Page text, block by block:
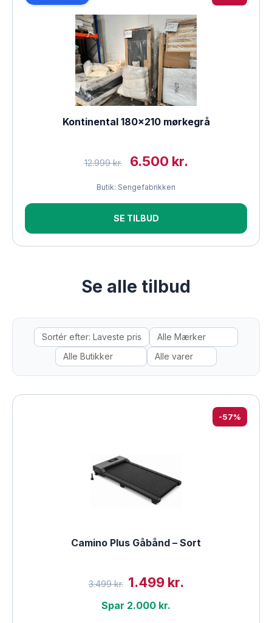
Kontinental 180×210 mørkegrå
12.999 kr. 6.500 kr.
Butik: Sengefabrikken
SE TILBUD
Se alle tilbud
-57%
Camino Plus Gåbånd – Sort
3.499 kr. 1.499 kr.
Spar 2.000 kr.